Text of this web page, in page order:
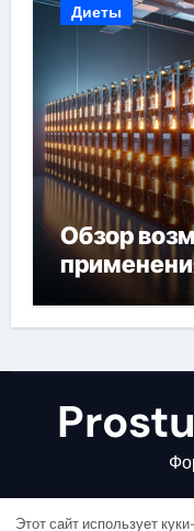
Диеты
Обзор
Этот сайт использует